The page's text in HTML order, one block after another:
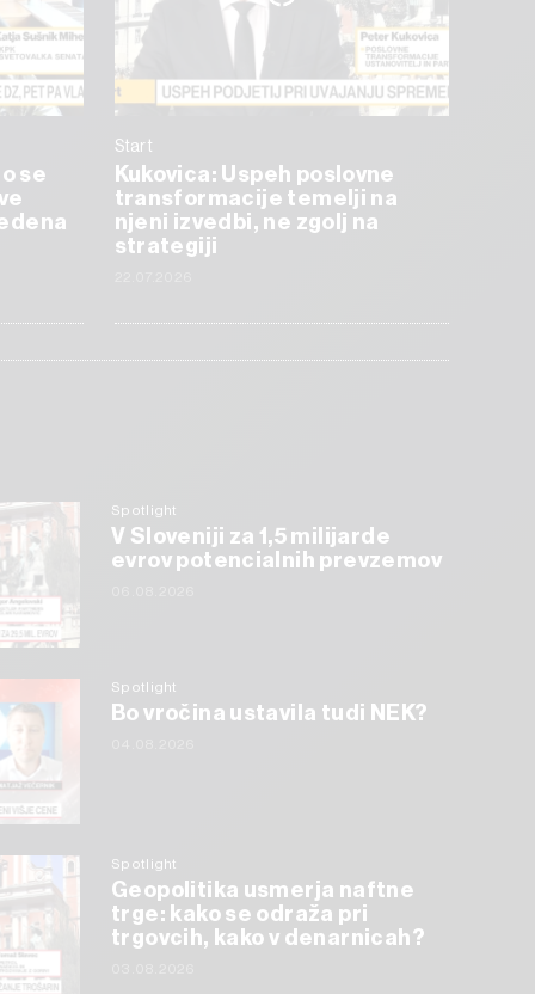
se
Start
Kukovica: Uspeh poslovne
transformacije temelji na
njeni izvedbi, ne zgolj na
strategiji
Spotlight
V Sloveniji za 1,5 milijarde
evrov potencialnih prevzemov
Spotlight
Bo vročina ustavila tudi NEK?
Spotlight
Geopolitika usmerja naftne
trge: kako se odraža pri
trgovcih, kako v denarnicah?